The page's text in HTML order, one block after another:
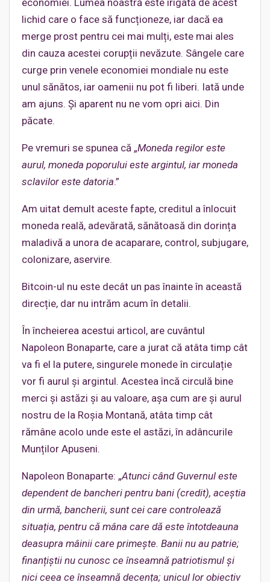
lichid care o face să funcționeze, iar dacă ea
merge prost pentru cei mai mulți, este mai ales
din cauza acestei corupții nevăzute. Sângele care
curge prin venele economiei mondiale nu este
unul sănătos, iar oamenii nu pot fi liberi. Iată unde
am ajuns. Și aparent nu ne vom opri aici. Din
păcate.
Pe vremuri se spunea că „Moneda regilor este
aurul, moneda poporului este argintul, iar moneda
sclavilor este datoria.”
Am uitat demult aceste fapte, creditul a înlocuit
moneda reală, adevărată, sănătoasă din dorința
maladivă a unora de acaparare, control, subjugare,
colonizare, aservire.
Bitcoin-ul nu este decât un pas înainte în această
direcție, dar nu intrăm acum în detalii.
În încheierea acestui articol, are cuvântul
Napoleon Bonaparte, care a jurat că atâta timp cât
va fi el la putere, singurele monede în circulație
vor fi aurul și argintul. Acestea încă circulă bine
merci și astăzi și au valoare, așa cum are și aurul
nostru de la Roșia Montană, atâta timp cât
rămâne acolo unde este el astăzi, în adâncurile
Munților Apuseni.
Napoleon Bonaparte: „Atunci când Guvernul este
dependent de bancheri pentru bani (credit), aceștia
din urmă, bancherii, sunt cei care controlează
situația, pentru că mâna care dă este întotdeauna
deasupra mâinii care primește. Banii nu au patrie;
finanțiștii nu cunosc ce înseamnă patriotismul și
nici ceea ce înseamnă decența; unicul lor obiectiv